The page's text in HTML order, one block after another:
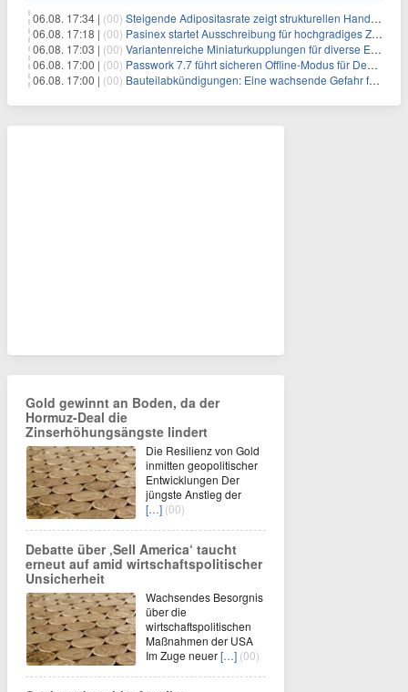
06.08. 17:34 | (00) Steigende Adipositasrate zeigt strukturellen Handlungsbedarf bei der Ernährung schulpflichtiger Kinder
06.08. 17:18 | (00) Pasinex startet Ausschreibung für hochgradiges Zinksulfidkonzentrat mit Germanium- und Silbergehalten und stellt ein Betriebsupdate bereit
06.08. 17:03 | (00) Variantenreiche Miniaturkupplungen für diverse Einsatzbereiche
06.08. 17:00 | (00) Passwork 7.7 führt sicheren Offline-Modus für Desktop- und Mobile-Apps ein
06.08. 17:00 | (00) Bauteilabkündigungen: Eine wachsende Gefahr für industrielle Elektroniksysteme
Gold gewinnt an Boden, da der
Hormuz-Deal die
Zinserhöhungsängste lindert
Die Resilienz von Gold
inmitten geopolitischer
Entwicklungen Der
jüngste Anstieg der
[…] (00)
Debatte über ‚Sell America‘ taucht
erneut auf amid wirtschaftspolitischer
Unsicherheit
Wachsendes Besorgnis
über die
wirtschaftspolitischen
Maßnahmen der USA
Im Zuge neuer[…] (00)